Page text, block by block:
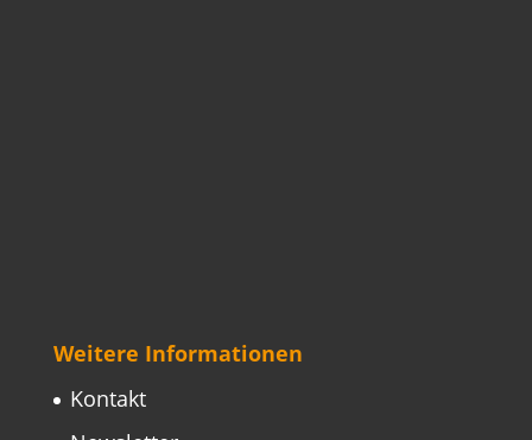
Weitere Informationen
Kontakt